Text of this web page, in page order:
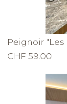
Peignoir
CHF 59.00